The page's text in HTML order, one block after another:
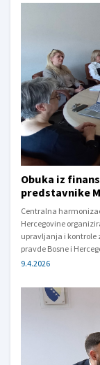
Obuka iz
predstavnike
Centralna
Hercegovine
upravljanja i kontrole
pravde Bosne i
9.4.2026